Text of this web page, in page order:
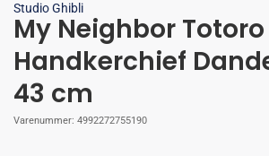
Studio Ghibli
My Neighbor Totoro
Handkerchief
43 cm
Varenummer: 4992272755190